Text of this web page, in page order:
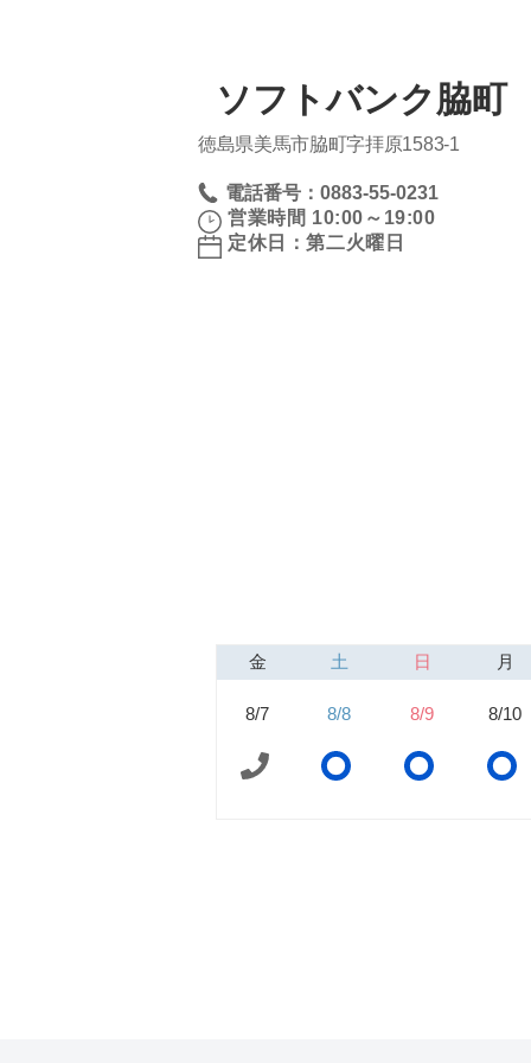
ソフトバンク脇町
徳島県美馬市脇町字拝原1583‐1
電話番号：0883-55-0231
営業時間 10:00～19:00
定休日：第二火曜日
金 土 日 月
8/7 8/8 8/9 8/10